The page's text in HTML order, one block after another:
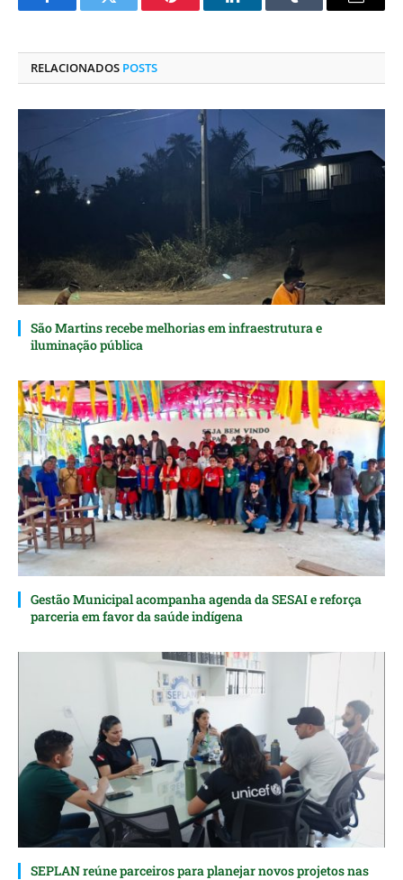
FacebookTwitter Pinterest O
Tumblr
E-
RELACIONADOS POSTS
São Martins recebe melhorias em infraestrutura e
iluminação pública
Gestão Municipal acompanha agenda da SESAI e reforça
parceria em favor da saúde indígena
SEPLAN reúne parceiros para planejar novos projetos nas